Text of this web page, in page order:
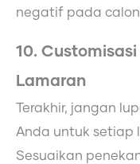
negatif pada calon
10.
Lamaran
Terakhir, jangan
Anda untuk setiap
Sesuaikan